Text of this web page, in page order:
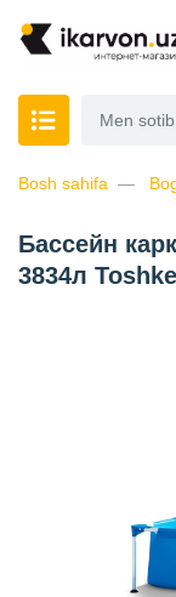
Bosh sahifa
Бассейн
3834л